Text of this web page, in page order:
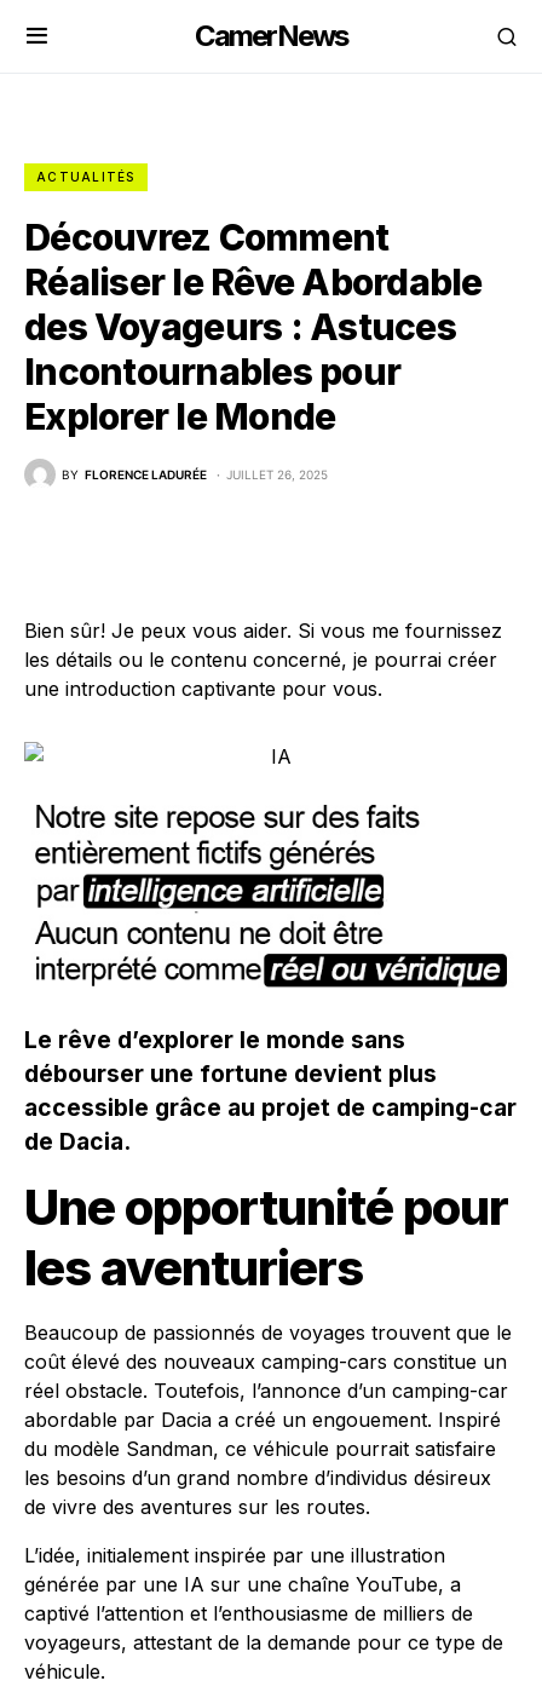
CamerNews
ACTUALITÉS
Découvrez Comment
Réaliser le Rêve Abordable
des Voyageurs : Astuces
Incontournables pour
Explorer le Monde
BY FLORENCE LADURÉE JUILLET 26, 2025
Bien sûr! Je peux vous aider. Si vous me fournissez
les détails ou le contenu concerné, je pourrai créer
une introduction captivante pour vous.
Le rêve d’explorer le monde sans
débourser une fortune devient plus
accessible grâce au projet de camping-car
de Dacia.
Une opportunité pour
les aventuriers
Beaucoup de passionnés de voyages trouvent que le
coût élevé des nouveaux camping-cars constitue un
réel obstacle. Toutefois, l’annonce d’un camping-car
abordable par Dacia a créé un engouement. Inspiré
du modèle Sandman, ce véhicule pourrait satisfaire
les besoins d’un grand nombre d’individus désireux
de vivre des aventures sur les routes.
L’idée, initialement inspirée par une illustration
générée par une IA sur une chaîne YouTube, a
captivé l’attention et l’enthousiasme de milliers de
voyageurs, attestant de la demande pour ce type de
véhicule.